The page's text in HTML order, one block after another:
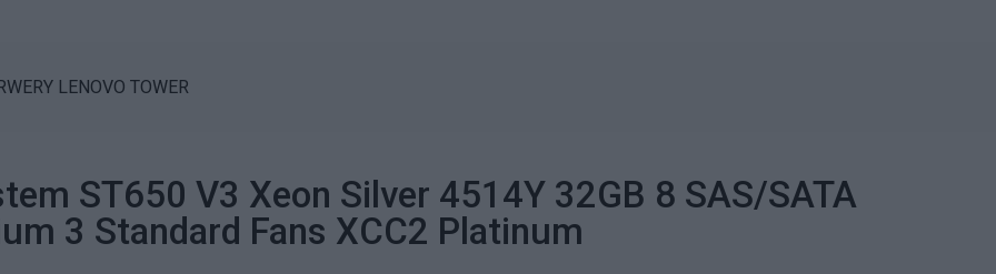
LENOVO TOWER
ST650 V3 Xeon Silver 4514Y 32GB 8 SAS/SATA
3 Standard Fans XCC2 Platinum